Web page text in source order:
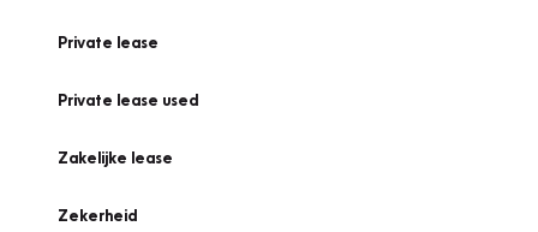
Private lease
Private lease used
Zakelijke lease
Zekerheid